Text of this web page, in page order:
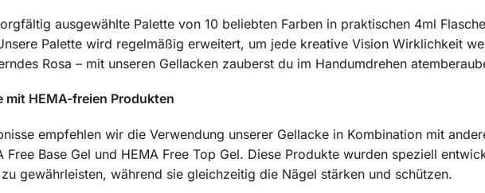
ausgewählte Palette von 10 beliebten Farben in praktischen 4ml
Palette wird regelmäßig erweitert, um jede kreative Vision Wirklichkeit
Rosa – mit unseren Gellacken zauberst du im Handumdrehen
mit HEMA-freien Produkten
empfehlen wir die Verwendung unserer Gellacke in Kombination mit
Free Base Gel und HEMA Free Top Gel. Diese Produkte wurden speziell
gewährleisten, während sie gleichzeitig die Nägel stärken und schützen.